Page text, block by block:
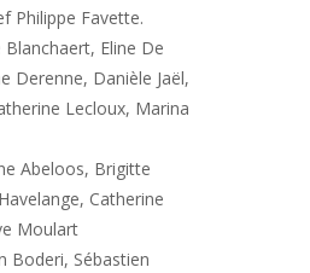
Philippe Favette.
Blanchaert, Eline De
Derenne, Danièle Jaël,
Lecloux, Marina
Abeloos, Brigitte
Catherine
Moulart
Boderi, Sébastien